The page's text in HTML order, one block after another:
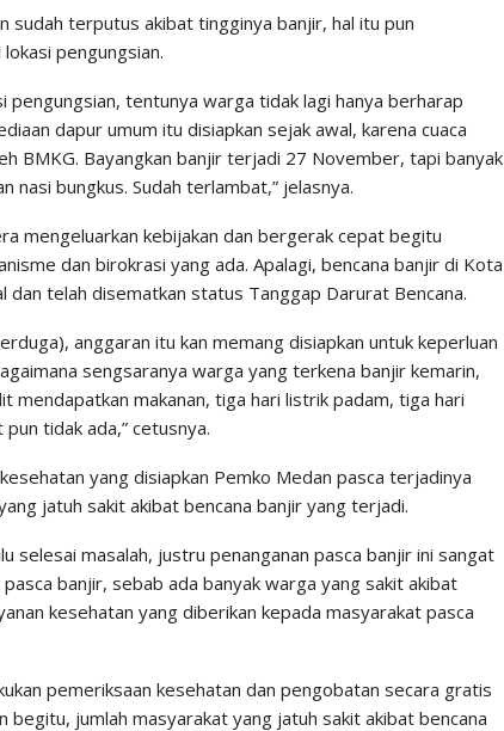
sudah terputus akibat tingginya banjir, hal itu pun
pengungsian.
pengungsian, tentunya warga tidak lagi hanya berharap
dapur umum itu disiapkan sejak awal, karena cuaca
BMKG. Bayangkan banjir terjadi 27 November, tapi banyak
bungkus. Sudah terlambat,” jelasnya.
mengeluarkan kebijakan dan bergerak cepat begitu
dan birokrasi yang ada. Apalagi, bencana banjir di Kota
dan telah disematkan status Tanggap Darurat Bencana.
anggaran itu kan memang disiapkan untuk keperluan
sengsaranya warga yang terkena banjir kemarin,
mendapatkan makanan, tiga hari listrik padam, tiga hari
tidak ada,” cetusnya.
yang disiapkan Pemko Medan pasca terjadinya
jatuh sakit akibat bencana banjir yang terjadi.
selesai masalah, justru penanganan pasca banjir ini sangat
banjir, sebab ada banyak warga yang sakit akibat
kesehatan yang diberikan kepada masyarakat pasca
pemeriksaan kesehatan dan pengobatan secara gratis
jumlah masyarakat yang jatuh sakit akibat bencana